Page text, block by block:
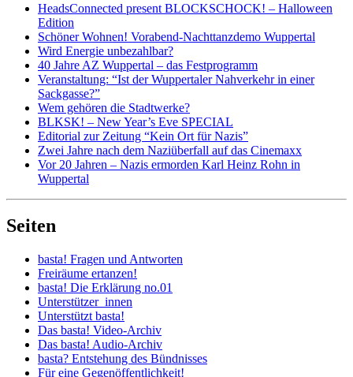
HeadsConnected present BLOCKSCHOCK! – Halloween
Edition
Schöner Wohnen! Vorabend-Nachttanzdemo Wuppertal
Wird Energie unbezahlbar?
40 Jahre AZ Wuppertal – das Festprogramm
Veranstaltung: “Ist der Wuppertaler Nahverkehr in einer
Sackgasse?”
Wem gehören die Stadtwerke?
BLKSK! – New Year’s Eve SPECIAL
Editorial zur Zeitung “Kein Ort für Nazis”
Zwei Jahre nach dem Naziüberfall auf das Cinemaxx
Vor 20 Jahren – Nazis ermorden Karl Heinz Rohn in
Wuppertal
Seiten
basta! Fragen und Antworten
Freiräume ertanzen!
basta! Die Erklärung no.01
Unterstützer_innen
Unterstützt basta!
Das basta! Video-Archiv
Das basta! Audio-Archiv
basta? Entstehung des Bündnisses
Für eine Gegenöffentlichkeit!